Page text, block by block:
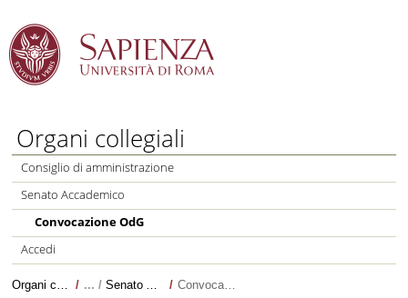
Organi collegiali
Consiglio di amministrazione
Senato Accademico
Convocazione OdG
Accedi
/ / Convocazione OdG